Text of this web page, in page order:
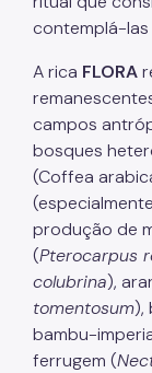
contemplá-
A rica FLORA
campos
bosques
(Coffea
produção de
(Pterocarpus
colubrina),
tomentosum),
bambu-
ferrugem (